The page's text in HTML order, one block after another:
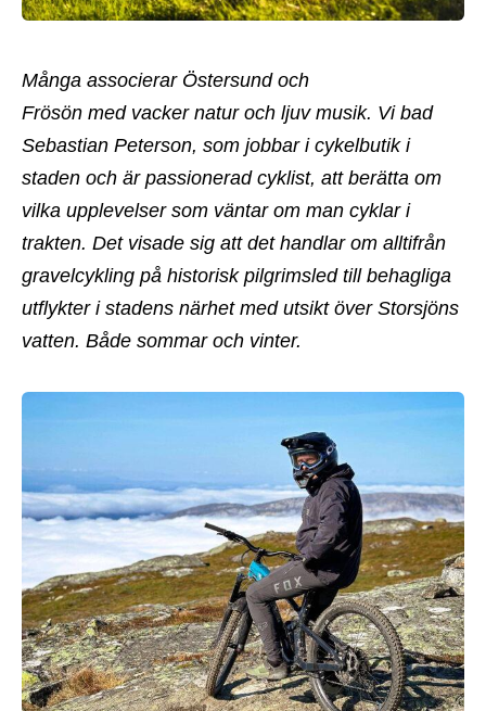
Många associerar Östersund och
Frösön med vacker natur och ljuv musik. Vi bad
Sebastian Peterson, som jobbar i cykelbutik i
staden och är passionerad cyklist, att berätta om
vilka upplevelser som väntar om man cyklar i
trakten. Det visade sig att det handlar om alltifrån
gravelcykling på historisk pilgrimsled till behagliga
utflykter i stadens närhet med utsikt över Storsjöns
vatten. Både sommar och vinter.